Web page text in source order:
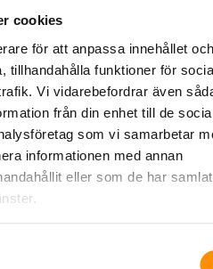
cookies
för att anpassa innehållet och
tillhandahålla funktioner för
Vi vidarebefordrar även
från din enhet till de
som vi samarbetar
informationen med annan
eller som de har